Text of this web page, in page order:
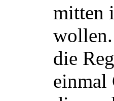
mitten
die
einmal